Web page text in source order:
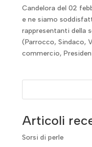
Candelora del 02
e ne siamo
rappresentanti della
(Parrocco, Sindaco,
commercio,
Articoli
Sorsi di perle